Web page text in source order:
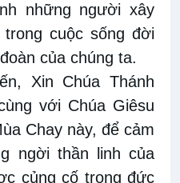
những người xây
cuộc sống đời
của chúng ta.
Xin Chúa Thánh
với Chúa Giêsu
Chay này, để cảm
ngời thần linh của
củng cố trong đức